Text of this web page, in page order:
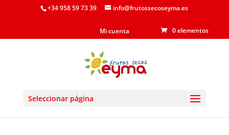
+34 958 59 73 39 info@frutossecoseyma.es
Mi cuenta 0 elementos
Seleccionar página